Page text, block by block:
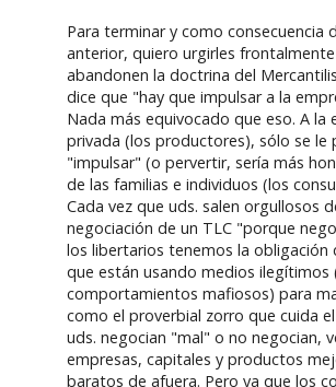
Para terminar y como consecuencia
anterior, quiero urgirles
abandonen la doctrina del
dice que "hay que impulsar a la
Nada más equivocado que eso. A la
privada (los productores), sólo se le
"impulsar" (o pervertir, sería más
de las familias e individuos (los
Cada vez que uds. salen orgullosos
negociación de un TLC "porque
los libertarios tenemos la obligación
que están usando medios ilegítimos
comportamientos mafiosos) para
como el proverbial zorro que cuida el
uds. negocian "mal" o no negocian,
empresas, capitales y productos
baratos de afuera. Pero ya que los